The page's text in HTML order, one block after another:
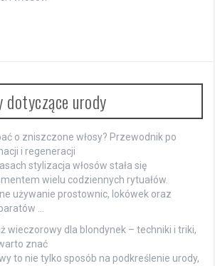
dotyczące urody
o zniszczone włosy? Przewodnik po
i regeneracji
stylizacja włosów stała się
wielu codziennych rytuałów.
używanie prostownic, lokówek oraz
…
wieczorowy dla blondynek – techniki i triki,
znać
to nie tylko sposób na podkreślenie urody,